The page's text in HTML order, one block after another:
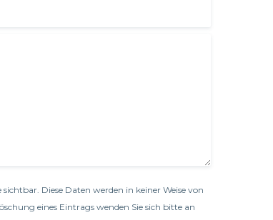
Diese Daten werden in keiner Weise von
eines Eintrags wenden Sie sich bitte an